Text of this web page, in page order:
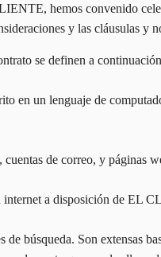
hemos convenido
y las cláusulas y
se definen a
en un lenguaje de
de correo, y páginas
a disposición de EL
búsqueda. Son extensas